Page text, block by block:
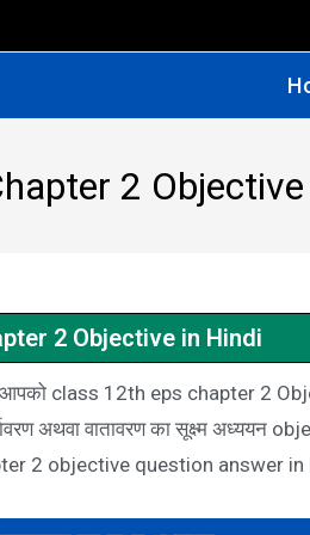
2
2 Objective in Hindi
आपको class 12th eps chapter 2
अथवा वातावरण का सूक्ष्म अध्ययन
2 objective question answer in